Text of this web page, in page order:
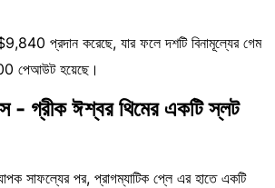
প্রদান করেছে, যার ফলে দশটি বিনামূল্যের গেম
পেআউট হয়েছে।
- গ্রীক ঈশ্বর থিমের একটি স্লট
সাফল্যের পর, প্রাগম্যাটিক প্লে এর হাতে একটি